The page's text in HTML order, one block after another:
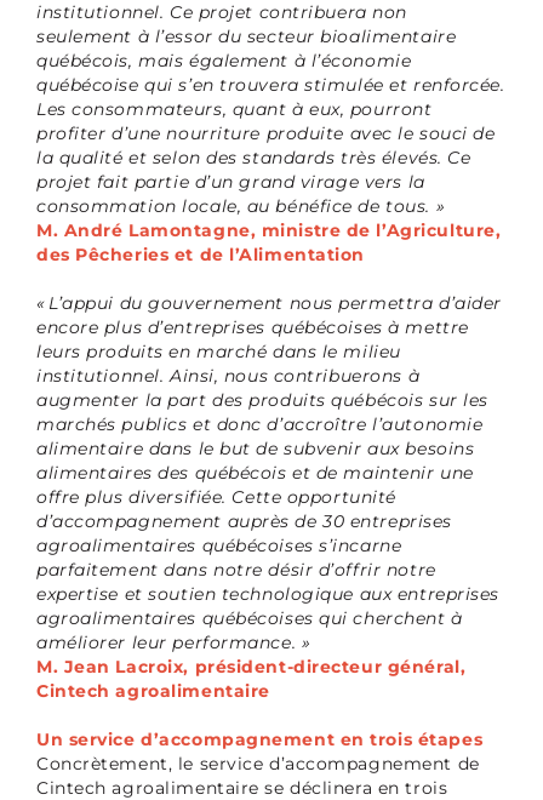
institutionnel. Ce projet contribuera non
seulement à l’essor du secteur bioalimentaire
québécois, mais également à l’économie
québécoise qui s’en trouvera stimulée et renforcée.
Les consommateurs, quant à eux, pourront
profiter d’une nourriture produite avec le souci de
la qualité et selon des standards très élevés. Ce
projet fait partie d’un grand virage vers la
consommation locale, au bénéfice de tous. »
M. André Lamontagne, ministre de l’Agriculture,
des Pêcheries et de l’Alimentation
« L’appui du gouvernement nous permettra d’aider
encore plus d’entreprises québécoises à mettre
leurs produits en marché dans le milieu
institutionnel. Ainsi, nous contribuerons à
augmenter la part des produits québécois sur les
marchés publics et donc d’accroître l’autonomie
alimentaire dans le but de subvenir aux besoins
alimentaires des québécois et de maintenir une
offre plus diversifiée. Cette opportunité
d’accompagnement auprès de 30 entreprises
agroalimentaires québécoises s’incarne
parfaitement dans notre désir d’offrir notre
expertise et soutien technologique aux entreprises
agroalimentaires québécoises qui cherchent à
améliorer leur performance. »
M. Jean Lacroix, président-directeur général,
Cintech agroalimentaire
Un service d’accompagnement en trois étapes
Concrètement, le service d’accompagnement de
Cintech agroalimentaire se déclinera en trois